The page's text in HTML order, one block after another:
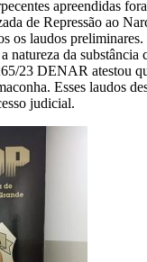
apreendidas
de Repressão ao
os laudos
da substância
23 DENAR atestou
Esses laudos
judicial.